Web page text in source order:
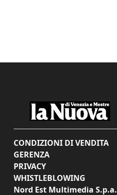
CONDIZIONI DI VENDITA
GERENZA
PRIVACY
WHISTLEBLOWING
Nord Est Multimedia S.p.a.